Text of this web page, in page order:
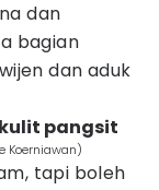
dan
bagian
dan aduk
pangsit
Koerniawan)
tapi boleh